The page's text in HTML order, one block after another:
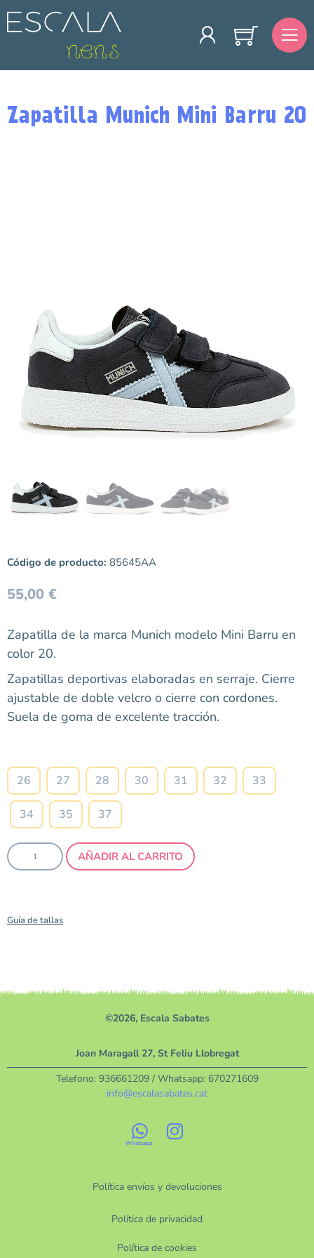
Zapatilla Munich Mini Barru 20
Código de producto: 85645AA
55,00 €
Zapatilla de la marca Munich modelo Mini Barru en
color 20.
Zapatillas deportivas elaboradas en serraje. Cierre
ajustable de doble velcro o cierre con cordones.
Suela de goma de excelente tracción.
26 27 28 30 31 32 33
34 35 37
AÑADIR AL CARRITO
Guía de tallas
©2026, Escala Sabates
Política envíos y devoluciones
Política de privacidad
Política de cookies
Joan Maragall 27, St Feliu Llobregat
Telefono: 936661209/ Whatsapp: 670271609
info@escalasabates.cat